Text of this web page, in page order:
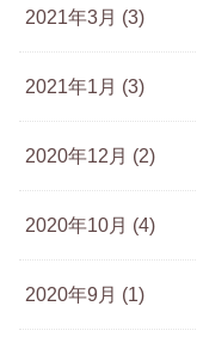
2021年3月 (3)
2021年1月 (3)
2020年12月 (2)
2020年10月 (4)
2020年9月 (1)